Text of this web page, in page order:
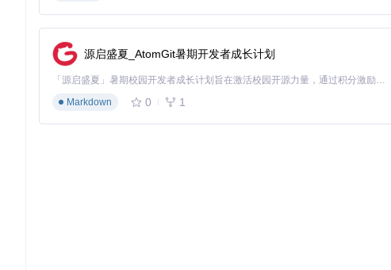
源启盛夏_AtomGit暑期开发者成长计划
「源启盛夏」暑期校园开发者成长计划旨在激活校园开源力量，通过积分激励、认证扶持、资源倾斜等形式，引导高校组织和开发者完成「入驻 — 建项目 — 做贡献 — 获认证 — 得资源」的完整闭环。无论你是想带领社团入驻平台的组织者，还是希望用代码贡献证明自己的开发者，都能在这里找到属于你的成长路径。
Markdown
0 1